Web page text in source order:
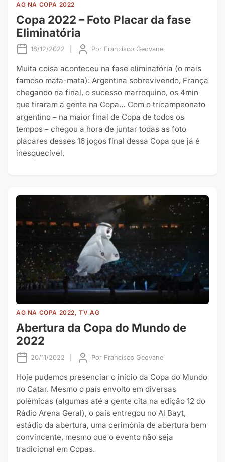
AG NA COPA 2022
Copa 2022 – Foto Placar da fase
Eliminatória
18/12/2022 Por Francisco Geovane
Muita coisa aconteceu na fase eliminatória (o mais
famoso mata-mata): Argentina sobrevivendo, França
chegando na final, o sucesso marroquino, os 4min
que tiraram a gente na Copa… Com o tricampeonato
argentino – na maior final de Copa de todos os
tempos – chegou a hora de juntar todas as foto
placares desses 16 jogos final dessa Copa que já é
inesquecível.
AG NA COPA 2022, TV AG
Abertura da Copa do Mundo de
2022
20/11/2022 Por Francisco Geovane
Hoje pudemos presenciar o início da Copa do Mundo
no Catar. Mesmo o país envolto em diversas
polêmicas (algumas até a gente cita na edição 12 do
Rádio Arena Geral), o país entregou no Al Bayt,
estádio da abertura, uma cerimônia de abertura bem
convincente, mesmo que o evento não seja
tradicional em Copas.